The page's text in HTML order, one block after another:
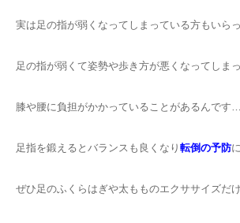
実は足の指が弱くなってしまっている方もいら
足の指が弱くて姿勢や歩き方が悪くなってしま
膝や腰に負担がかかっていることがあるんです…
足指を鍛えるとバランスも良くなり 転倒の予防
ぜひ足のふくらはぎや太もものエクササイズだけ